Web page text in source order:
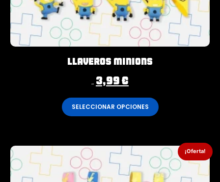
Llaveros Minions
4,99€ 3,99€
SELECCIONAR OPCIONES
¡Oferta!